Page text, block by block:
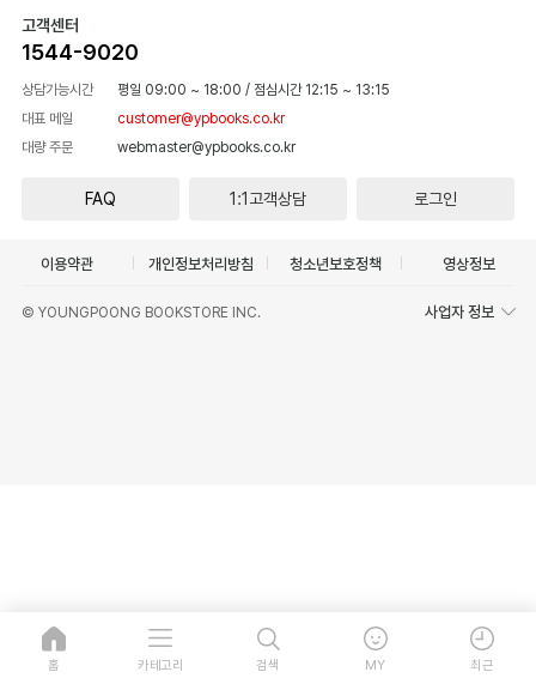
고객센터
1544-9020
상담가능시간 평일 09:00 ~ 18:00 / 점심시간 12:15 ~ 13:15
대표 메일
customer@ypbooks.co.kr
대량 주문
webmaster@ypbooks.co.kr
FAQ 1:1고객상담 로그인
이용약관 개인정보처리방침 청소년보호정책 영상정보
© YOUNGPOONG BOOKSTORE INC. 사업자 정보
홈 카테고리 검색 MY 최근